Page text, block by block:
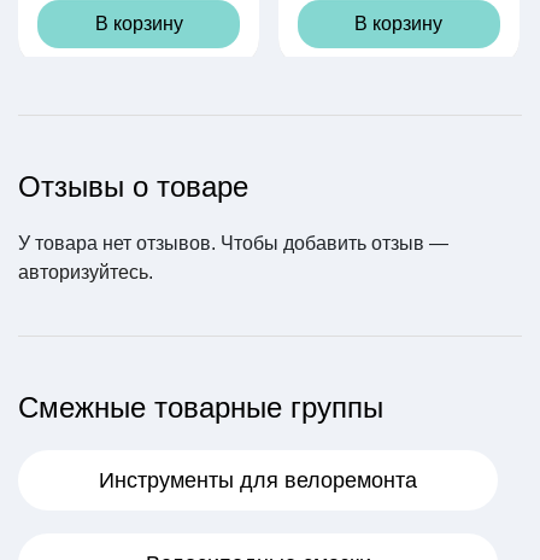
В корзину В корзину
Отзывы о товаре
У товара нет отзывов. Чтобы добавить отзыв —
авторизуйтесь.
Смежные товарные группы
Инструменты для велоремонта